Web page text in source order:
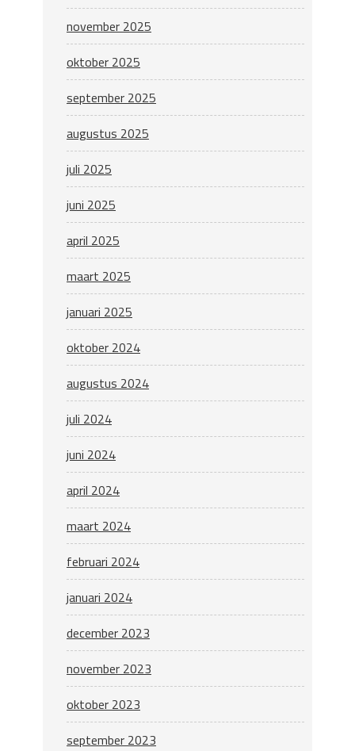
november 2025
oktober 2025
september 2025
augustus 2025
juli 2025
juni 2025
april 2025
maart 2025
januari 2025
oktober 2024
augustus 2024
juli 2024
juni 2024
april 2024
maart 2024
februari 2024
januari 2024
december 2023
november 2023
oktober 2023
september 2023